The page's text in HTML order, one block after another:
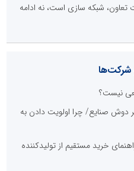
شبکه سازی است، نه ادامه
شرکت‌ها
نیست؟
صنایع/ چرا اولویت دادن به
خرید مستقیم از تولیدکننده